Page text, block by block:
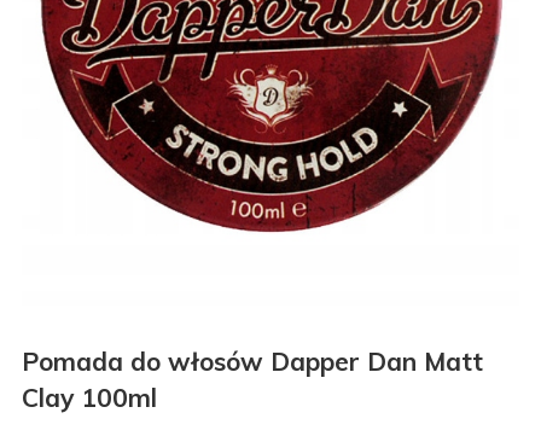
Pomada do włosów Dapper Dan Matt
Clay 100ml